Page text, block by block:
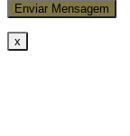
Enviar Mensagem
x